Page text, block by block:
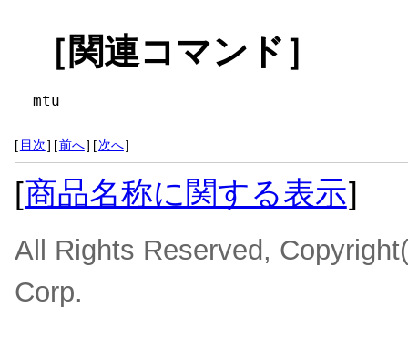
［関連コマンド］
mtu
[ 目次] [前へ] [次へ]
[商品名称に関する表示]
All Rights Reserved,
Corp.